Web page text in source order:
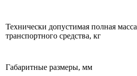
Технически допустимая полная масса
транспортного средства, кг
Габаритные размеры, мм